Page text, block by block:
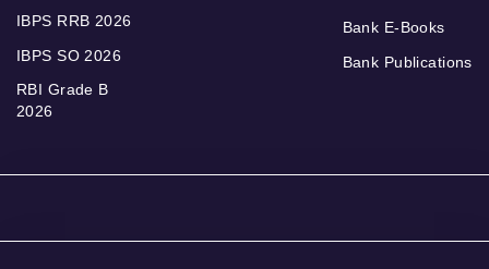
IBPS RRB 2026
IBPS SO 2026
RBI Grade B
2026
Bank E-Books
Bank Publications